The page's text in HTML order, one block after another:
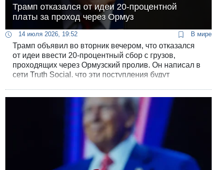
Трамп отказался от идеи 20-процентной
платы за проход через Ормуз
14 июля 2026, 19:52 В мире
Трамп объявил во вторник вечером, что отказался
от идеи ввести 20-процентный сбор с грузов,
проходящих через Ормузский пролив. Он написал в
сети Truth Social, что эти поступления будут